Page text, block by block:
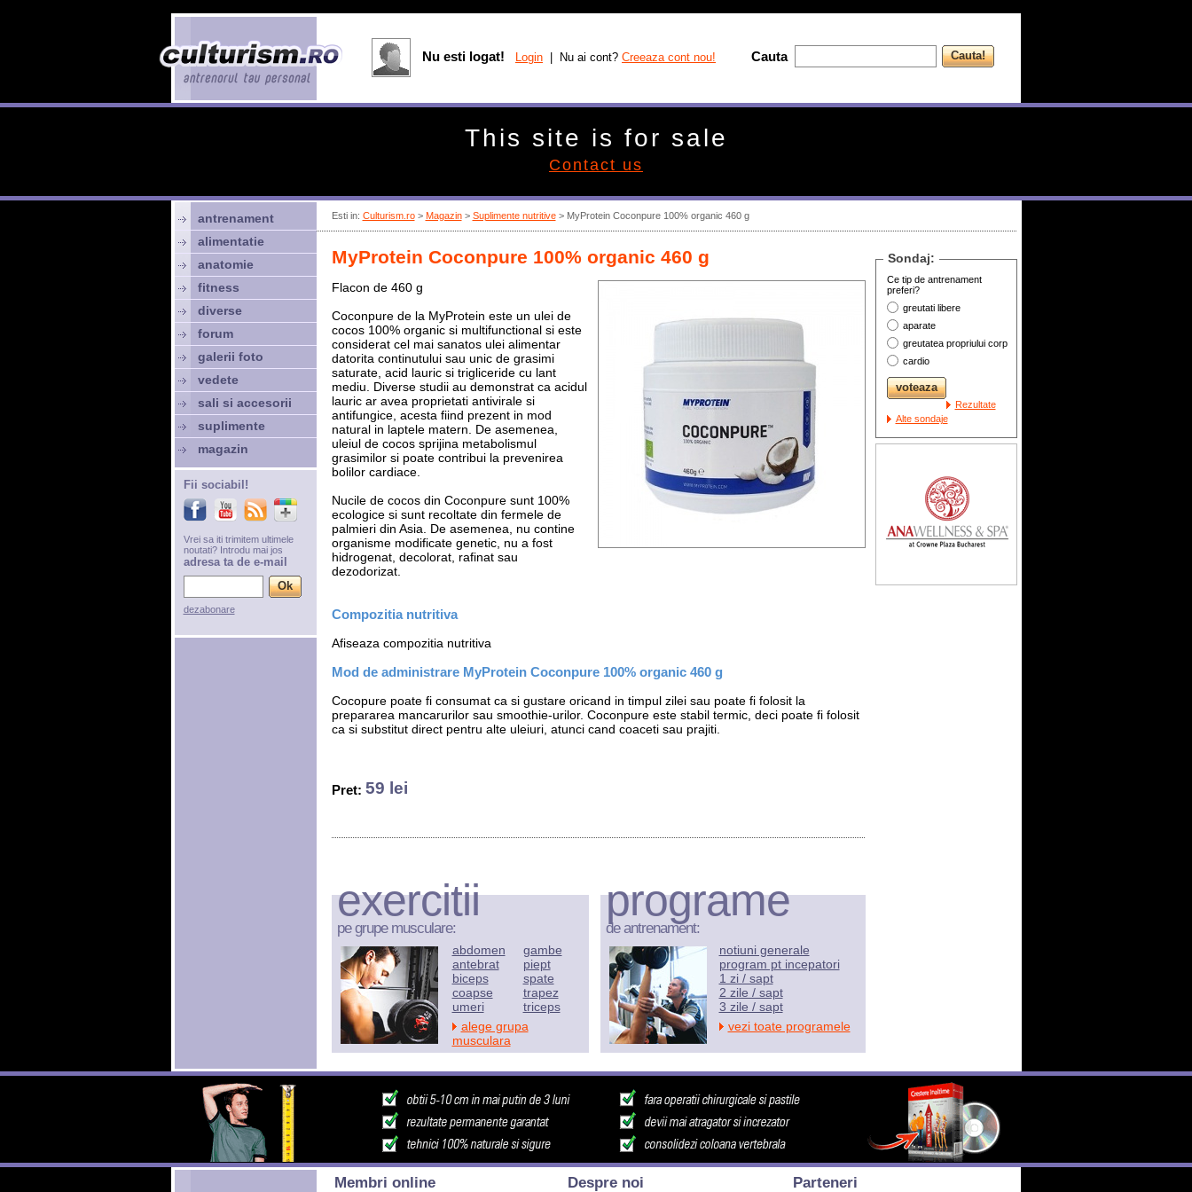
Esti in: Culturism.ro> Magazin> Suplimente nutritive> MyProtein Coconpure 100% organic 460 g
MyProtein Coconpure 100% organic 460 g
Flacon de 460 g
Coconpure de la MyProtein este un ulei de
cocos 100% organic si multifunctional si este
considerat cel mai sanatos ulei alimentar
datorita continutului sau unic de grasimi
saturate, acid lauric si trigliceride cu lant
mediu. Diverse studii au demonstrat ca acidul
lauric ar avea proprietati antivirale si
antifungice, acesta fiind prezent in mod
natural in laptele matern. De asemenea,
uleiul de cocos sprijina metabolismul
grasimilor si poate contribui la prevenirea
bolilor cardiace.
Nucile de cocos din Coconpure sunt 100%
ecologice si sunt recoltate din fermele de
palmieri din Asia. De asemenea, nu contine
organisme modificate genetic, nu a fost
hidrogenat, decolorat, rafinat sau
dezodorizat.
Compozitia nutritiva
Afiseaza compozitia nutritiva
Mod de administrare MyProtein Coconpure 100% organic 460 g
Cocopure poate fi consumat ca si gustare oricand in timpul zilei sau poate fi folosit la
prepararea mancarurilor sau smoothie-urilor. Coconpure este stabil termic, deci poate fi folosit
ca si substitut direct pentru alte uleiuri, atunci cand coaceti sau prajiti.
Pret: 59 lei
Sondaj:
Ce tip de antrenament
preferi?
greutati libere
aparate
greutatea propriului corp
cardio
Rezultate
Alte sondaje
exercitii
pe grupe musculare:
abdomen
antebrat
biceps
coapse
umeri
gambe
piept
spate
trapez
triceps
alege grupa
musculara
programe
de antrenament:
notiuni generale
program pt incepatori
1 zi / sapt
2 zile / sapt
3 zile / sapt
vezi toate programele
antrenament
alimentatie
anatomie
fitness
diverse
forum
galerii foto
vedete
sali si accesorii
suplimente
magazin
Fii sociabil!
Vrei sa iti trimitem ultimele
noutati? Introdu mai jos
adresa ta de e-mail
dezabonare
Membri online Despre noi Parteneri
Nu esti logat! Login | Nu ai cont? Creeaza cont nou! Cauta
This site is for sale
Contact us